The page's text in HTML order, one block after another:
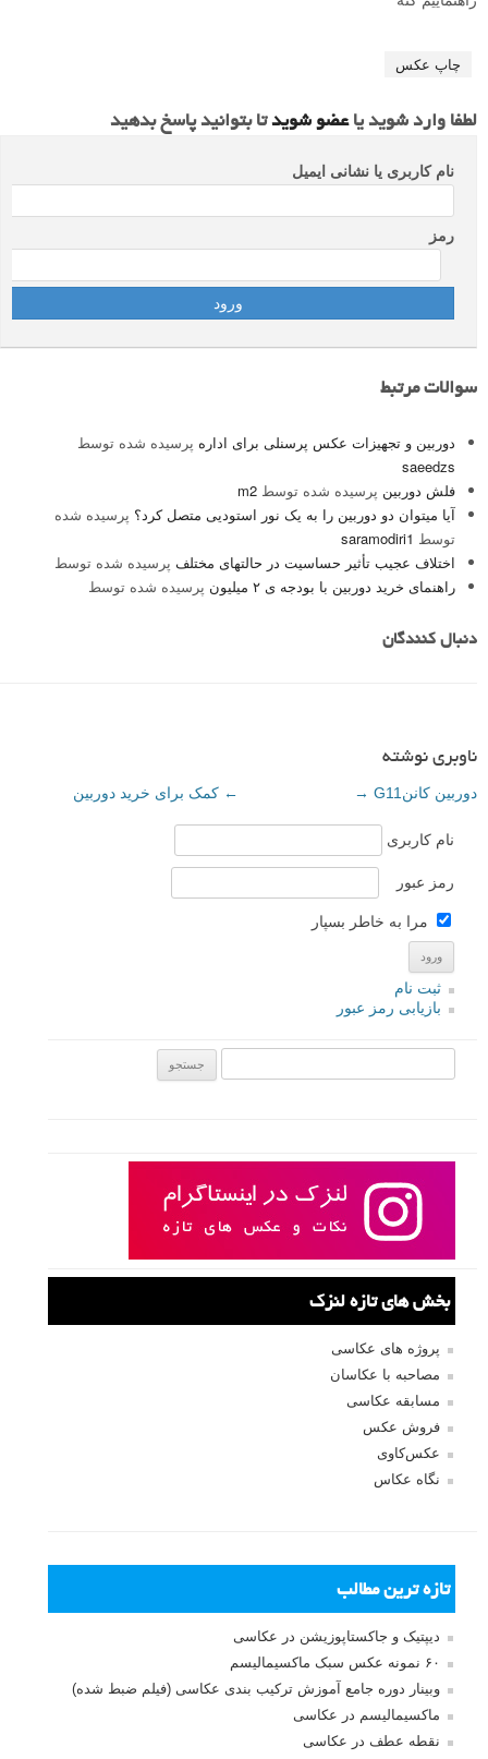
چاپ عکس
لطفا وارد شوید یاعضو شویدتا بتوانید پاسخ بدهید
نام کاربری یا نشانی ایمیل
رمز
سوالات مرتبط
دوربین و تجهیزات عکس پرسنلی برای اداره پرسیده شده توسط
saeedzs
فلش دوربین پرسیده شده توسط m2
آیا میتوان دو دوربین را به یک نور استودیی متصل کرد؟ پرسیده شده
توسط saramodiri1
اختلاف عجیب تأثیر حساسیت در حالتهای مختلف پرسیده شده توسط
راهنمای خرید دوربین با بودجه ی ۲ میلیون
پرسیده شده توسط
دنبال کنندگان
ناوبری نوشته
← کمک برای خرید دوربین دوربین کاننG11 →
نام کاربری
رمز عبور
مرا به خاطر بسپار
ثبت نام
بازیابی رمز عبور
بخش های تازه لنزک
پروژه های عکاسی
مصاحبه با عکاسان
مسابقه عکاسی
فروش عکس
عکس‌کاوی
نگاه عکاس
تازه ترین مطالب
دیپتیک و جاکستا‌پوزیشن در عکاسی
۶۰ نمونه عکس سبک ماکسیمالیسم
وبینار دوره جامع آموزش ترکیب بندی عکاسی (فیلم ضبط شده)
ماکسیمالیسم در عکاسی
نقطه عطف در عکاسی